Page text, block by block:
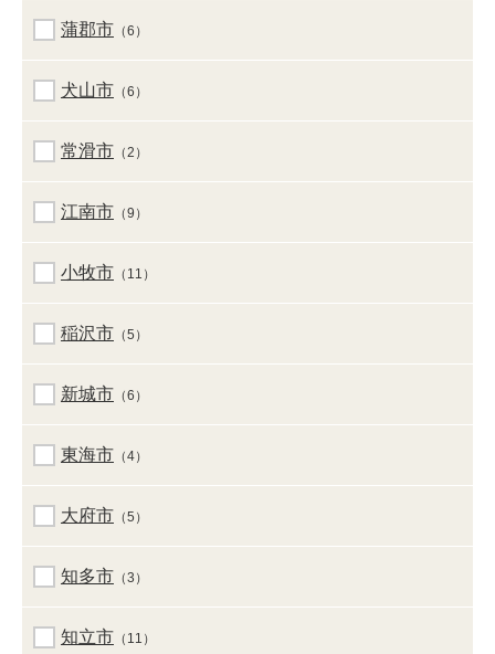
蒲郡市 （6）
犬山市 （6）
常滑市 （2）
江南市 （9）
小牧市 （11）
稲沢市 （5）
新城市 （6）
東海市 （4）
大府市 （5）
知多市 （3）
知立市 （11）